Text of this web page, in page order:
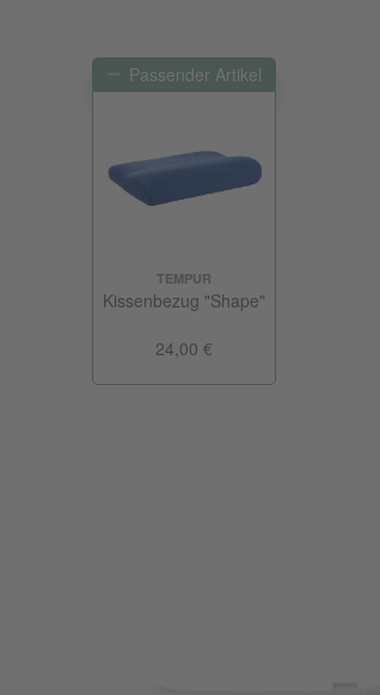
Passender Artikel
TEMPUR
Kissenbezug "Shape"
24,00 €